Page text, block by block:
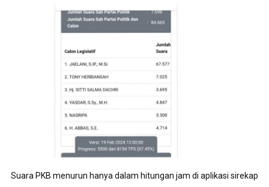
Suara PKB menurun hanya dalam hitungan jam di aplikasi sirekap